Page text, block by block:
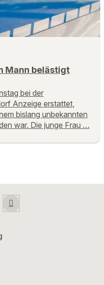
Mann belästigt
bei der
Anzeige erstattet,
bislang unbekannten
war. Die junge Frau …